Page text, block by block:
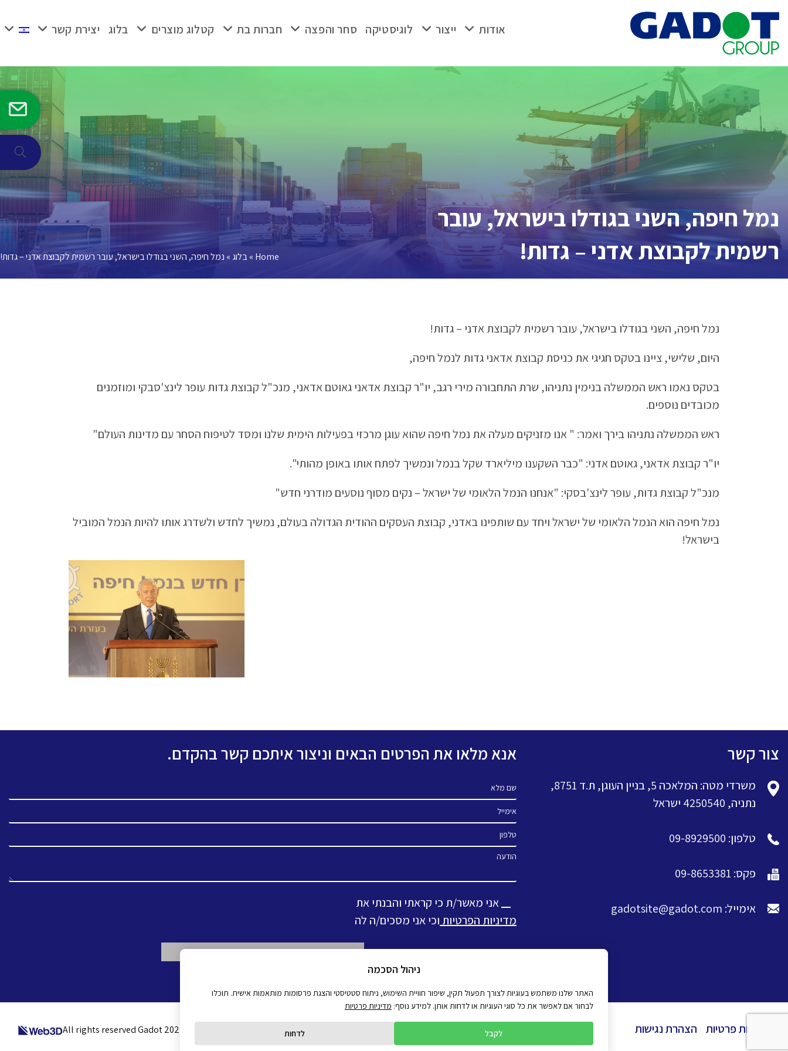
content
אודות ייצור לוגיסטיקה סחר והפצה חברות בת קטלוג מוצרים בלוג יצירת קשר
נמל חיפה, השני בגודלו בישראל, עובר
רשמית לקבוצת אדני – גדות!
Home
»בלוג » נמל חיפה, השני בגודלו בישראל, עובר רשמית לקבוצת אדני – גדות!
נמל חיפה, השני בגודלו בישראל, עובר רשמית לקבוצת אדני – גדות!
היום, שלישי, ציינו בטקס חגיגי את כניסת קבוצת אדאני גדות לנמל חיפה,
בטקס נאמו ראש הממשלה בנימין נתניהו, שרת התחבורה מירי רגב, יו"ר קבוצת אדאני גאוטם אדאני, מנכ"ל קבוצת גדות עופר לינצ'סבקי ומוזמנים
מכובדים נוספים.
ראש הממשלה נתניהו בירך ואמר: " אנו מזניקים מעלה את נמל חיפה שהוא עוגן מרכזי בפעילות הימית שלנו ומסד לטיפוח הסחר עם מדינות העולם"
יו"ר קבוצת אדאני, גאוטם אדני: "כבר השקענו מיליארד שקל בנמל ונמשיך לפתח אותו באופן מהותי".
מנכ"ל קבוצת גדות, עופר לינצ'בסקי: "אנחנו הנמל הלאומי של ישראל – נקים מסוף נוסעים מודרני חדש"
נמל חיפה הוא הנמל הלאומי של ישראל ויחד עם שותפינו באדני, קבוצת העסקים ההודית הגדולה בעולם, נמשיך לחדש ולשדרג אותו להיות הנמל המוביל
בישראל!
צור קשר
משרדי מטה: המלאכה 5, בניין העוגן, ת.ד 8751,
נתניה, 4250540 ישראל
טלפון: 09-8929500
פקס: 09-8653381
אימייל: gadotsite@gadot.com
אנא מלאו את הפרטים הבאים וניצור איתכם קשר בהקדם.
שם מלא
אימייל
טלפון
הודעה
אני מאשר/ת כי קראתי והבנתי את
מדיניות הפרטיות וכי אני מסכים/ה לה
מדיניות פרטיות הצהרת נגישות All rights reserved Gadot 2022 - 2026
ניהול הסכמה
האתר שלנו משתמש בעוגיות לצורך תפעול תקין, שיפור חוויית השימוש, ניתוח סטטיסטי והצגת פרסומות מותאמות אישית. תוכלו
לבחור אם לאפשר את כל סוגי העוגיות או לדחות אותן. למידע נוסף: מדיניות פרטיות
לקבל לדחות